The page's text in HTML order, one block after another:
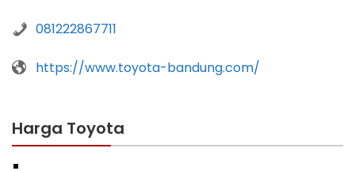
081222867711
https://www.toyota-bandung.com/
Harga Toyota